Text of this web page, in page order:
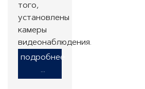
того,
установлены
камеры
видеонаблюдения.
подробнее
...